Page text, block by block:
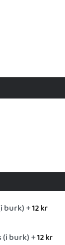
burk) +12kr
(i burk) +12kr